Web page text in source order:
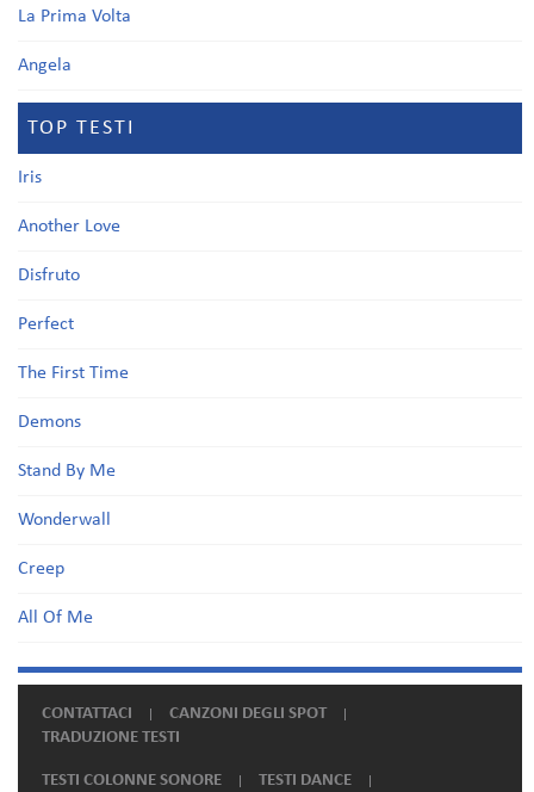
La Prima Volta
Angela
TOP TESTI
Iris
Another Love
Disfruto
Perfect
The First Time
Demons
Stand By Me
Wonderwall
Creep
All Of Me
CONTATTACI
CANZONI DEGLI SPOT
TRADUZIONE TESTI
TESTI COLONNE SONORE TESTI DANCE